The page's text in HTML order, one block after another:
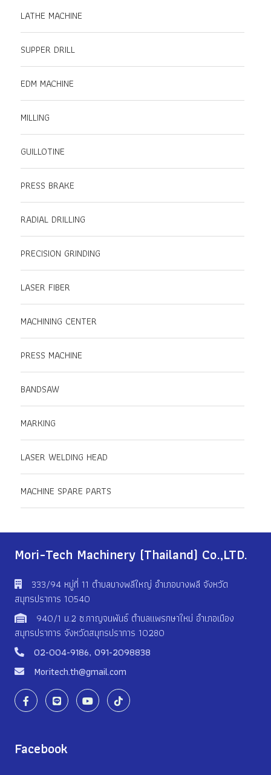
LATHE MACHINE
SUPPER DRILL
EDM MACHINE
MILLING
GUILLOTINE
PRESS BRAKE
RADIAL DRILLING
PRECISION GRINDING
LASER FIBER
MACHINING CENTER
PRESS MACHINE
BANDSAW
MARKING
LASER WELDING HEAD
MACHINE SPARE PARTS
Mori-Tech Machinery (Thailand) Co.,LTD.
333/94 หมู่ที่ 11 ตําบลบางพลีใหญ่ อําเภอบางพลี จังหวัด
สมุทรปราการ 10540
940/1 ม.2 ซ.กาญจนพันธ์ ตำบลแพรกษาใหม่ อำเภอเมือง
สมุทรปราการ จังหวัดสมุทรปราการ 10280
02-004-9186, 091-2098838
Moritech.th@gmail.com
Facebook